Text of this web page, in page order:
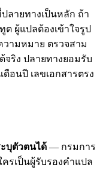
ลายทางเป็นหลัก ถ้า
ผู้แปลต้องเข้าใจรูป
ามหมาย ตรวจสาม
ริง ปลายทางยอมรับ
อนปี เลขเอกสารตรง
บุตัวตนได้ — กรมการ
รเป็นผู้รับรองคำแปล